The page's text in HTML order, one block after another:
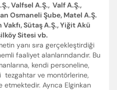
Valfsel A.Ş., Valf A.Ş.,
Osmaneli Şube, Matel A.Ş.
Sütaş A.Ş., Yiğit Akü
Sitesi vb.
yanı sıra gerçekleştirdiği
faaliyet alanlarındandır. Bu
kendi personeline,
tezgahtar ve montörlerine,
Ayrıca Elginkan